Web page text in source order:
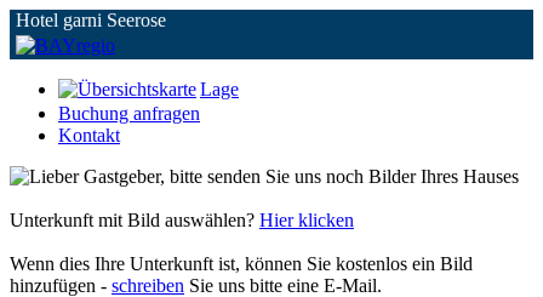
Hotel garni Seerose
Lage
Buchung anfragen
Kontakt
Unterkunft mit Bild auswählen? Hier klicken
Wenn dies Ihre Unterkunft ist, können Sie kostenlos ein Bild
hinzufügen - schreiben Sie uns bitte eine E-Mail.